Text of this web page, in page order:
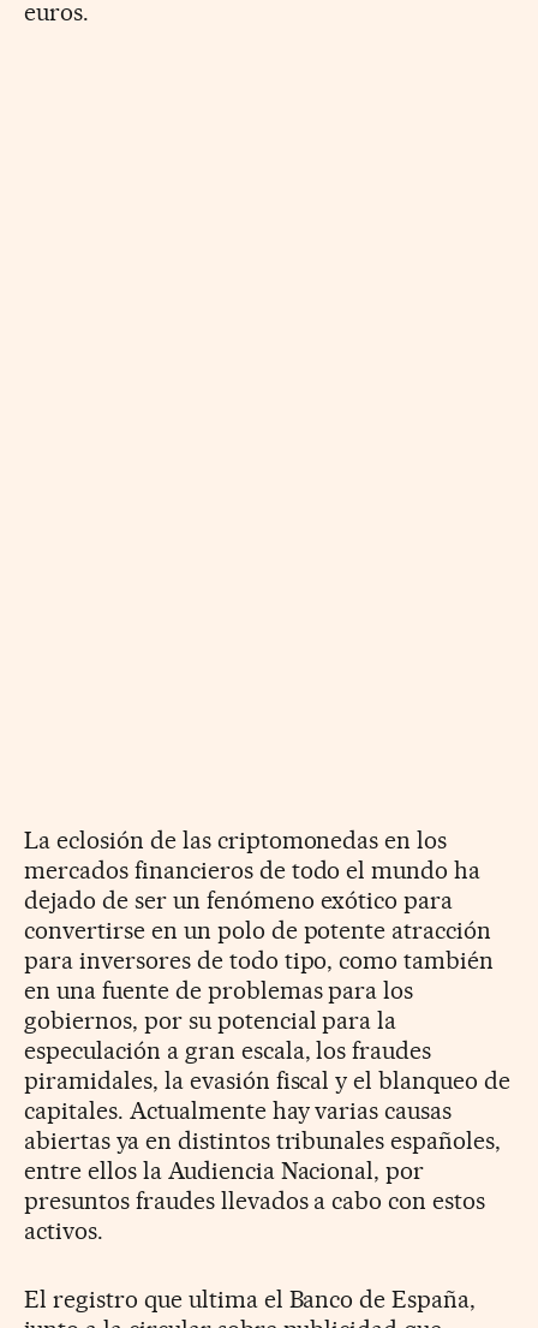
euros.
La eclosión de las criptomonedas en los
mercados financieros de todo el mundo ha
dejado de ser un fenómeno exótico para
convertirse en un polo de potente atracción
para inversores de todo tipo, como también
en una fuente de problemas para los
gobiernos, por su potencial para la
especulación a gran escala, los fraudes
piramidales, la evasión fiscal y el blanqueo de
capitales. Actualmente hay varias causas
abiertas ya en distintos tribunales españoles,
entre ellos la Audiencia Nacional, por
presuntos fraudes llevados a cabo con estos
activos.
El registro que ultima el Banco de España,